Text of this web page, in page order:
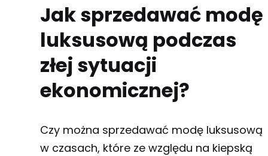
Jak sprzedawać modę
luksusową podczas
złej sytuacji
ekonomicznej?
Czy można sprzedawać modę luksusową
w czasach, które ze względu na kiepską